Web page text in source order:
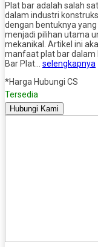
Plat bar adalah salah
dalam industri
dengan bentuknya
menjadi pilihan utama
mekanikal. Artikel ini
manfaat plat bar dalam
Bar Plat… selengkapnya
*Harga Hubungi CS
Tersedia
Hubungi Kami